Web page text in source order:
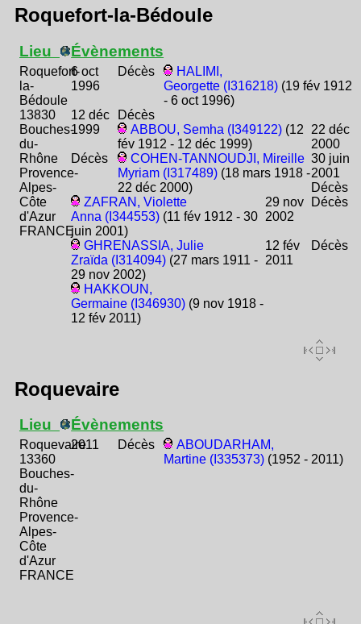
Roquefort-la-Bédoule
Lieu
Roquefort-
la-
Bédoule
13830
Bouches-
du-
Rhône
Provence-
Alpes-
Côte
d'Azur
FRANCE
Évènements
6 oct
1996
Décès
HALIMI,
Georgette (I316218) (19 fév 1912
- 6 oct 1996)
12 déc
1999
Décès
ABBOU, Semha (I349122)(12
fév 1912 - 12 déc 1999)
22 déc
2000
Décès
COHEN-TANNOUDJI, Mireille
Myriam (I317489)(18 mars 1918 -
22 déc 2000)
30 juin
2001
Décès
ZAFRAN, Violette
Anna (I344553) (11 fév 1912 - 30
juin 2001)
29 nov
2002
Décès
GHRENASSIA, Julie
Zraïda (I314094) (27 mars 1911 -
29 nov 2002)
12 fév
2011
Décès
HAKKOUN,
Germaine (I346930) (9 nov 1918 -
12 fév 2011)
Roquevaire
Lieu
Roquevaire
13360
Bouches-
du-
Rhône
Provence-
Alpes-
Côte
d'Azur
FRANCE
Évènements
2011 Décès
ABOUDARHAM,
Martine (I335373) (1952 - 2011)